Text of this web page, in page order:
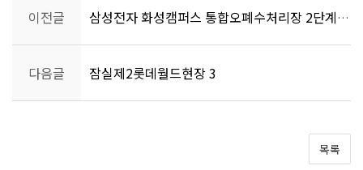
이전글 삼성전자 화성캠퍼스 통합오폐수처리장 2단계현장
다음글 잠실제2롯데월드현장 3
목록